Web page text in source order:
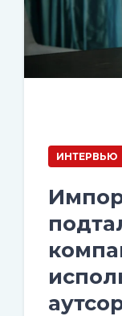
ИНТЕРВЬЮ